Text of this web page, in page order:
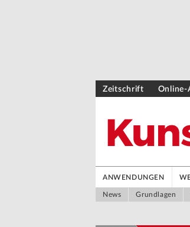
Zeitschrift Online-
ANWENDUNGEN
News Grundlagen